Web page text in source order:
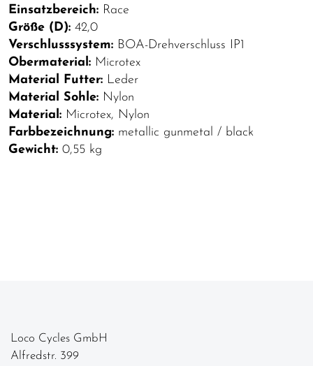
Einsatzbereich: Race
Größe (D): 42,0
Verschlusssystem: BOA-Drehverschluss IP1
Obermaterial: Microtex
Material Futter: Leder
Material Sohle: Nylon
Material: Microtex, Nylon
Farbbezeichnung: metallic gunmetal / black
Gewicht: 0,55 kg
Loco Cycles GmbH
Alfredstr. 399